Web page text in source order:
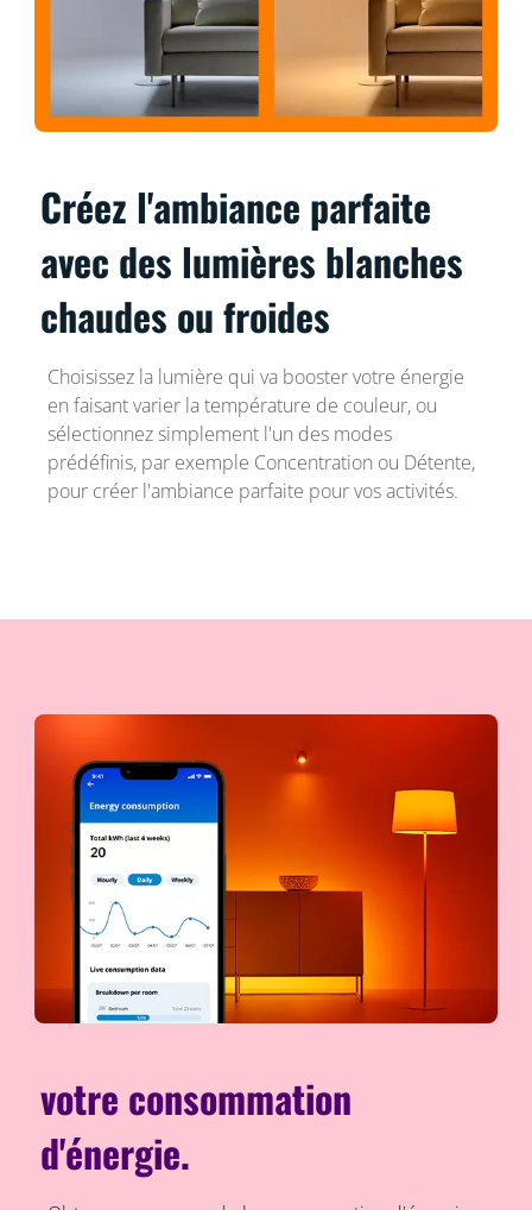
Créez l'ambiance parfaite
avec des lumières blanches
chaudes ou froides
Choisissez la lumière qui va booster votre énergie
en faisant varier la température de couleur, ou
sélectionnez simplement l'un des modes
prédéfinis, par exemple Concentration ou Détente,
pour créer l'ambiance parfaite pour vos activités.
votre consommation
d'énergie.